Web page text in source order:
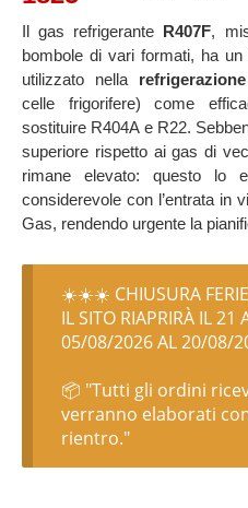
Il gas refrigerante R407F,
bombole di vari formati, ha un
utilizzato nella
celle frigorifere) come
sostituire R404A e R22.
superiore rispetto ai gas di
rimane elevato: questo lo
considerevole con l’entrata in
Gas, rendendo urgente la
☀️☀️☀️ CHIUSURA
IL SITO RIAPRIRÀ IL 21
05/08/2026 AL 20/08/
📦 "Tutti gli ordini
verranno elaborati
rientro."